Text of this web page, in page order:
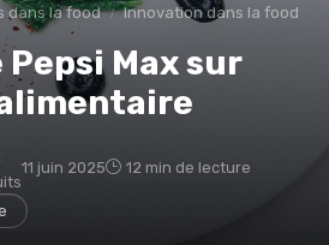
dans la food Innovation dans la food
Max sur
11 juin 2025 12 min de lecture